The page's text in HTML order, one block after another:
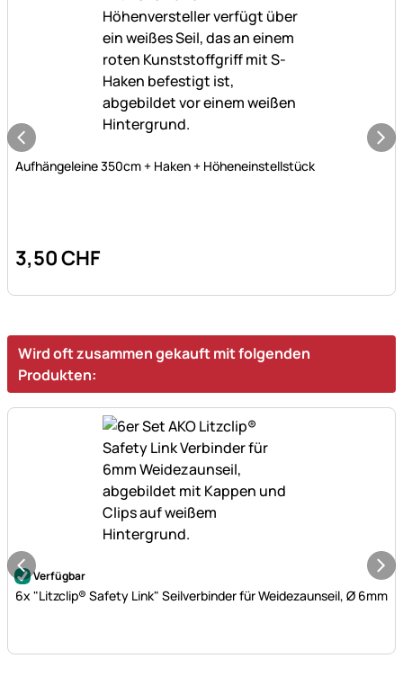
Noch keine Bewertungen abgegeben
Aufhängeleine 350cm + Haken + Höheneinstellstück
3,50CHF
Wird oft zusammen gekauft mit folgenden
Produkten:
Noch keine Bewertungen abgegeben
Verfügbar
6x "Litzclip® Safety Link" Seilverbinder für Weidezaunseil, Ø 6mm